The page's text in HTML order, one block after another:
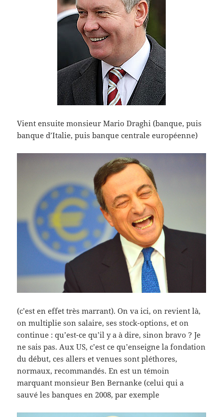
Vient ensuite monsieur Mario Draghi (banque, puis
banque d’Italie, puis banque centrale européenne)
(c’est en effet très marrant). On va ici, on revient là,
on multiplie son salaire, ses stock-options, et on
continue : qu’est-ce qu’il y a à dire, sinon bravo ? Je
ne sais pas. Aux US, c’est ce qu’enseigne la fondation
du début, ces allers et venues sont pléthores,
normaux, recommandés. En est un témoin
marquant monsieur Ben Bernanke (celui qui a
sauvé les banques en 2008, par exemple